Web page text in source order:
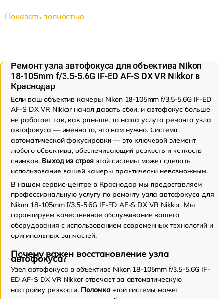
Показать полностью
Ремонт узла автофокуса для объектива Nikon
18-105mm f/3.5-5.6G IF-ED AF-S DX VR Nikkor в
Краснодар
Если ваш объектив камеры Nikon 18-105mm f/3.5-5.6G IF-ED
AF-S DX VR Nikkor начал давать сбои, и автофокус больше
не работает так, как раньше, то наша услуга ремонта узла
автофокуса — именно то, что вам нужно. Система
автоматической фокусировки — это ключевой элемент
любого объектива, обеспечивающий резкость и четкость
снимков. Выход из строя этой системы может сделать
использование вашей камеры практически невозможным.
В нашем сервис-центре в Краснодар мы предоставляем
профессиональную услугу по ремонту узла автофокуса для
Nikon 18-105mm f/3.5-5.6G IF-ED AF-S DX VR Nikkor. Мы
гарантируем качественное обслуживание вашего
оборудования с использованием современных технологий и
оригинальных запчастей.
Почему важен восстановление узла
автофокуса?
Узел автофокуса в объективе Nikon 18-105mm f/3.5-5.6G IF-
ED AF-S DX VR Nikkor отвечает за автоматическую
настройку резкости. Поломка этой системы может